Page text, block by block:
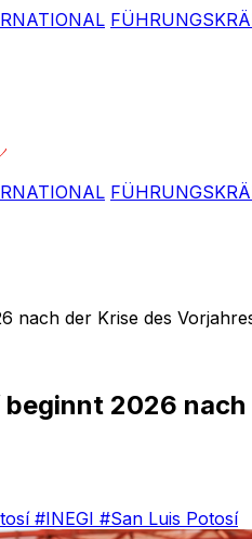
nach der Krise des
2026
#INEGI #San Luis Potosí